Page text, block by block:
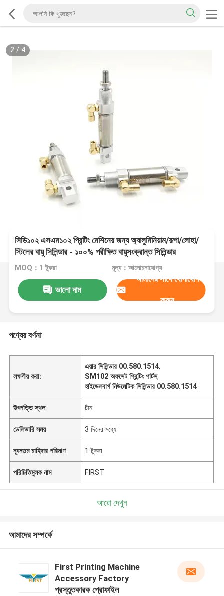
2/ 4
সিডি১০২ এসএম১০২ প্রিন্টিং মেশিনের জন্য অ্যালুমিনিয়াম/রূপা/লোহা/
স্টিলের বায়ু সিলিন্ডার - ১০০% পরীক্ষিত বায়ুসংক্রান্ত সিলিন্ডার
MOQ：1 টুকরা মূল্য：আলোচনাযোগ্য
ভালো দাম
আমাদের সাথে যোগাযোগ
করুন
পণ্যের বর্ণনা
লক্ষণীয় করা:
এয়ার সিলিন্ডার 00.580.1514,
SM102 অফসেট প্রিন্টিং পার্টস,
হাইডেলবার্গ নিউমেটিক সিলিন্ডার 00.580.1514
উৎপত্তি স্থল চীন
ডেলিভারি সময় 3 দিনের মধ্যে
ন্যূনতম চাহিদার পরিমাণ 1 টুকরা
পরিচিতিমুলক নাম FIRST
আরো দেখুন
আমাদের সম্পর্কে
First Printing Machine
Accessory Factory
প্রস্তুতকারক প্রোফাইল